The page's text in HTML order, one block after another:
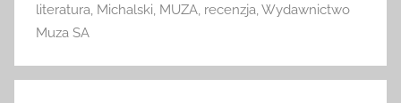
literatura Michalski MUZA recenzja Wydawnictwo
Muza SA